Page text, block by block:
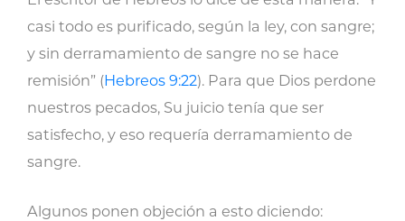
casi todo es purificado, según la ley, con sangre;
y sin derramamiento de sangre no se hace
remisión” (Hebreos 9:22). Para que Dios perdone
nuestros pecados, Su juicio tenía que ser
satisfecho, y eso requería derramamiento de
sangre.
Algunos ponen objeción a esto diciendo: